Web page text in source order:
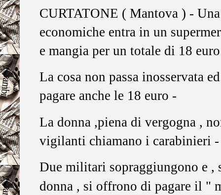
CURTATONE ( Mantova ) -
economiche entra in un
e mangia per un totale di 18
La cosa non passa inosservata
pagare anche le 18 euro -
La donna ,piena di vergogna ,
vigilanti chiamano i carabinieri -
Due militari sopraggiungono e ,
donna , si offrono di pagare il "